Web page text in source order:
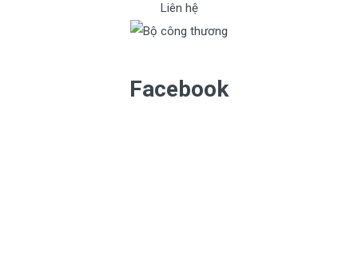
Liên hệ
Facebook